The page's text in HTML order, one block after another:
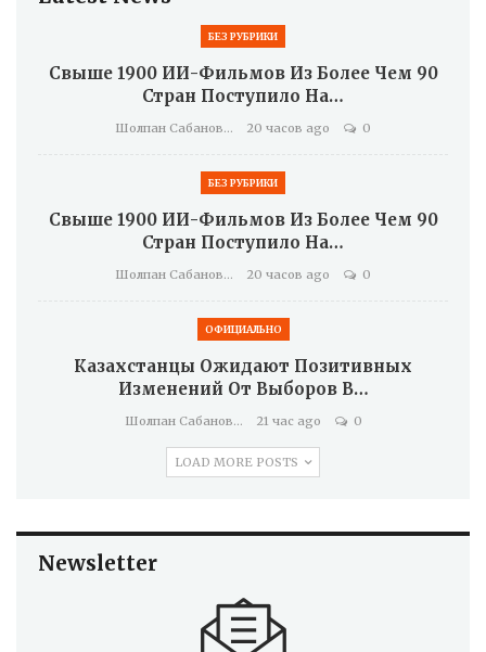
БЕЗ РУБРИКИ
Свыше 1900 ИИ-Фильмов Из Более Чем 90
Стран Поступило На…
Шолпан Сабанова 20 часов ago 0
БЕЗ РУБРИКИ
Свыше 1900 ИИ-Фильмов Из Более Чем 90
Стран Поступило На…
Шолпан Сабанова 20 часов ago 0
ОФИЦИАЛЬНО
Казахстанцы Ожидают Позитивных
Изменений От Выборов В…
Шолпан Сабанова 21 час ago 0
LOAD MORE POSTS
Newsletter